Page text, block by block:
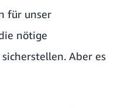
für unser
nötige
Aber es